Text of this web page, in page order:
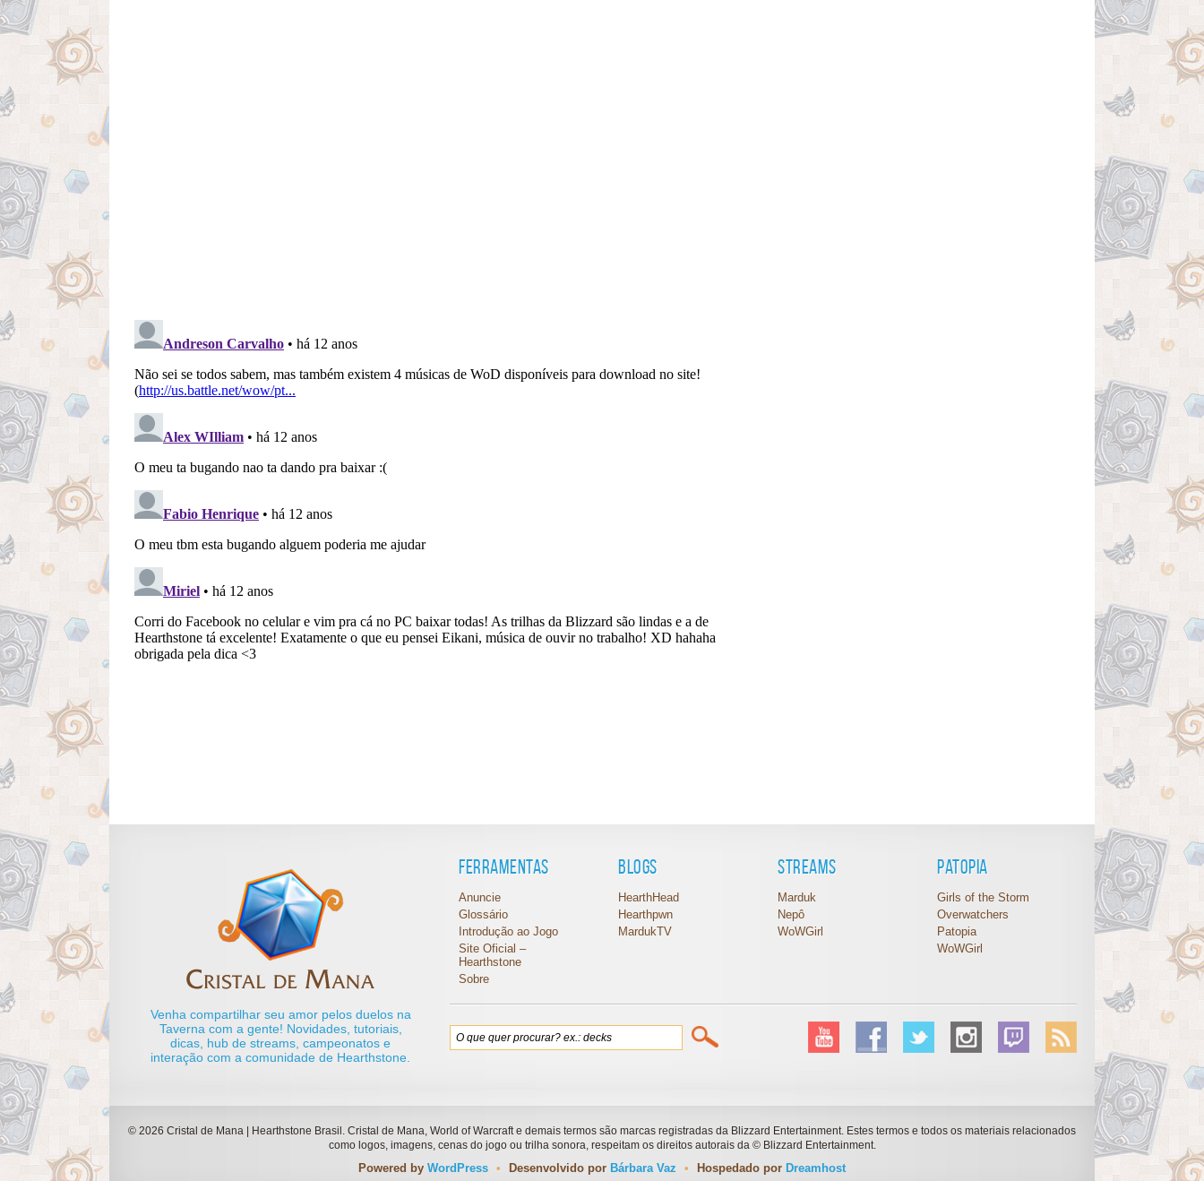
Venha compartilhar seu amor pelos duelos na
Taverna com a gente! Novidades, tutoriais,
dicas, hub de streams, campeonatos e
interação com a comunidade de Hearthstone.
Ferramentas
Anuncie
Glossário
Introdução ao Jogo
Site Oficial –
Hearthstone
Sobre
Blogs
HearthHead
Hearthpwn
MardukTV
Streams
Marduk
Nepô
WoWGirl
Patopia
Girls of the Storm
Overwatchers
Patopia
WoWGirl
© 2026 Cristal de Mana | Hearthstone Brasil. Cristal de Mana, World of Warcraft e demais termos são marcas registradas da Blizzard Entertainment. Estes termos e todos os materiais relacionados
como logos, imagens, cenas do jogo ou trilha sonora, respeitam os direitos autorais da © Blizzard Entertainment.
Powered by WordPress • Desenvolvido por Bárbara Vaz • Hospedado por Dreamhost